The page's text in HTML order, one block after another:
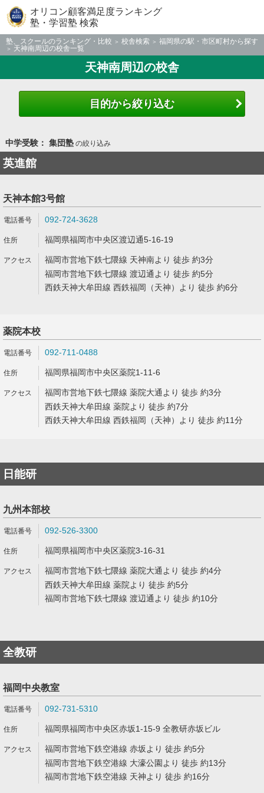
オリコン顧客満足度ランキング
塾・学習塾 検索
塾、スクールのランキング・比較 校舎検索
福岡県の駅・市区町村から探す
天神南周辺の校舎一覧
天神南周辺の校舎
目的から絞り込む
中学受験： 集団塾の絞り込み
英進館
天神本館3号館
092-724-3628
福岡県福岡市中央区渡辺通5-16-19
福岡市営地下鉄七隈線 天神南より 徒歩 約3分
福岡市営地下鉄七隈線 渡辺通より 徒歩 約5分
西鉄天神大牟田線 西鉄福岡（天神）より 徒歩 約6分
薬院本校
092-711-0488
福岡県福岡市中央区薬院1-11-6
福岡市営地下鉄七隈線 薬院大通より 徒歩 約3分
西鉄天神大牟田線 薬院より 徒歩 約7分
西鉄天神大牟田線 西鉄福岡（天神）より 徒歩 約11分
日能研
九州本部校
092-526-3300
福岡県福岡市中央区薬院3-16-31
福岡市営地下鉄七隈線 薬院大通より 徒歩 約4分
西鉄天神大牟田線 薬院より 徒歩 約5分
福岡市営地下鉄七隈線 渡辺通より 徒歩 約10分
全教研
福岡中央教室
092-731-5310
福岡県福岡市中央区赤坂1-15-9 全教研赤坂ビル
福岡市営地下鉄空港線 赤坂より 徒歩 約5分
福岡市営地下鉄空港線 大濠公園より 徒歩 約13分
福岡市営地下鉄空港線 天神より 徒歩 約16分